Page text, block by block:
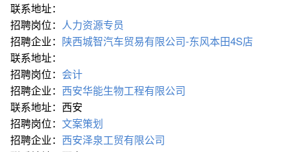
联系地址：
招聘岗位： 人力资源专员
招聘企业： 陕西城智汽车贸易有限公司-东风本田4S店
联系地址：
招聘岗位： 会计
招聘企业： 西安华能生物工程有限公司
联系地址：西安
招聘岗位： 文案策划
招聘企业： 西安泽泉工贸有限公司